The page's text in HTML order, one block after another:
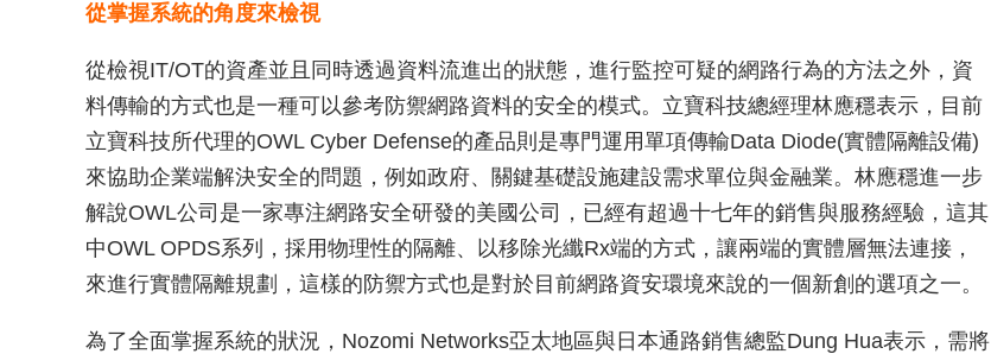
從掌握系統的角度來檢視
從檢視IT/OT的資產並且同時透過資料流進出的狀態，進行監控可疑的網路行為的方法之外，資
料傳輸的方式也是一種可以參考防禦網路資料的安全的模式。立寶科技總經理林應穩表示，目前
立寶科技所代理的OWL Cyber Defense的產品則是專門運用單項傳輸Data Diode(實體隔離設備)
來協助企業端解決安全的問題，例如政府、關鍵基礎設施建設需求單位與金融業。林應穩進一步
解說OWL公司是一家專注網路安全研發的美國公司，已經有超過十七年的銷售與服務經驗，這其
中OWL OPDS系列，採用物理性的隔離、以移除光纖Rx端的方式，讓兩端的實體層無法連接，
來進行實體隔離規劃，這樣的防禦方式也是對於目前網路資安環境來說的一個新創的選項之一。
為了全面掌握系統的狀況，Nozomi Networks亞太地區與日本通路銷售總監Dung Hua表示，需將